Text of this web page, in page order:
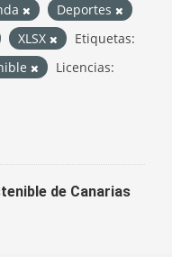
Deportes
XLSX
Etiquetas:
Licencias:
de Canarias